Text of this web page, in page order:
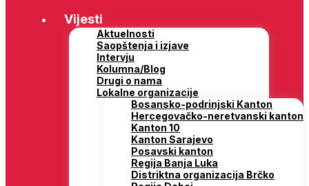
Vijesti
Aktuelnosti
Saopštenja i izjave
Intervju
Kolumna/Blog
Drugi o nama
Lokalne organizacije
Bosansko-podrinjski Kanton
Hercegovačko-neretvanski kanton
Kanton 10
Kanton Sarajevo
Posavski kanton
Regija Banja Luka
Distriktna organizacija Brčko